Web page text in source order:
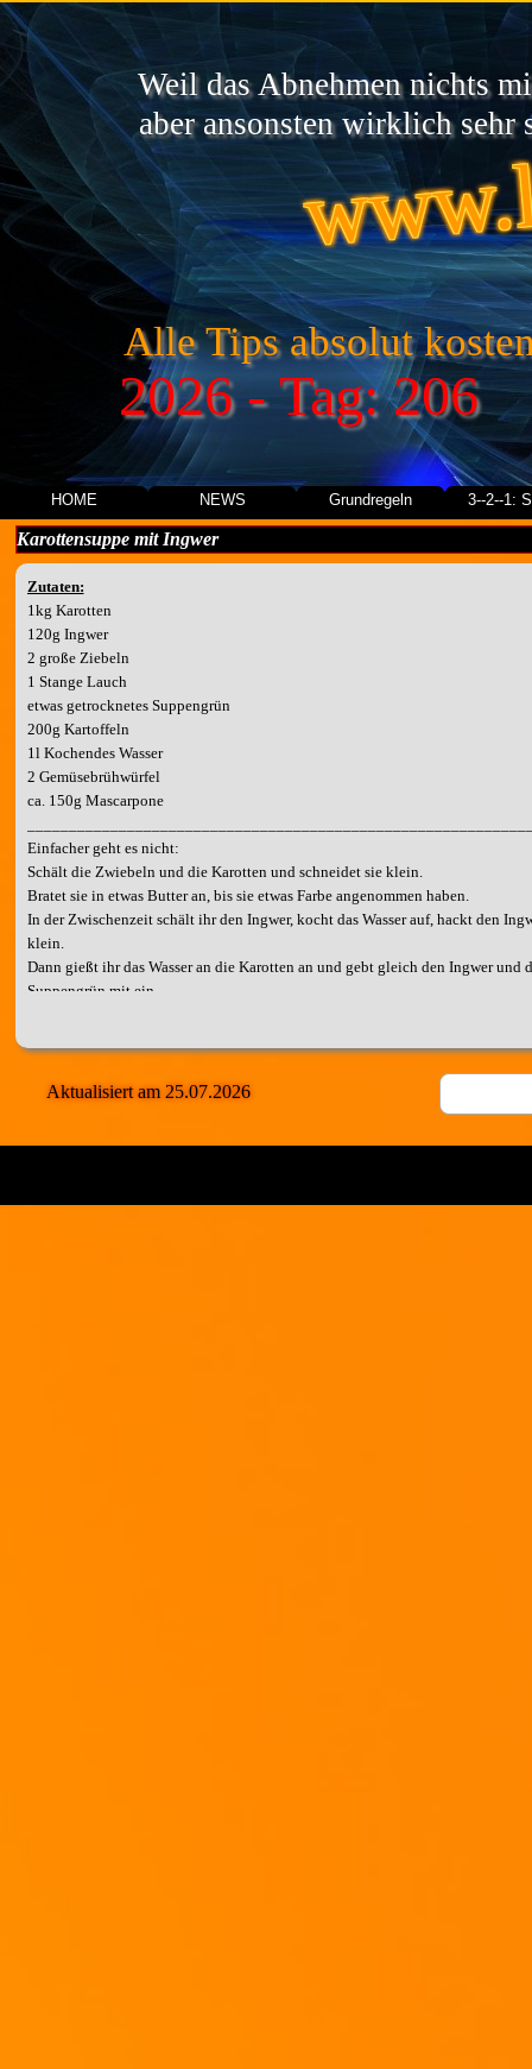
HOME NEWS Grundregeln 3--2--1:
2026 - Tag: 206
Weil das Abnehmen nichts
aber ansonsten wirklich sehr
Alle Tips absolut
Karottensuppe mit Ingwer
Zutaten:
1kg Karotten
120g Ingwer
2 große Ziebeln
1 Stange Lauch
etwas getrocknetes Suppengrün
200g Kartoffeln
1l Kochendes Wasser
2 Gemüsebrühwürfel
ca. 150g Mascarpone
Einfacher geht es nicht:
Schält die Zwiebeln und die Karotten und schneidet sie klein.
Bratet sie in etwas Butter an, bis sie etwas Farbe angenommen haben.
In der Zwischenzeit schält ihr den Ingwer, kocht das Wasser auf, hackt den
klein.
Dann gießt ihr das Wasser an die Karotten an und gebt gleich den Ingwer und
Suppengrün mit ein.
Jetzt laßt alles ca. 50 Minuten Kochen!
Aktualisiert am 25.07.2026